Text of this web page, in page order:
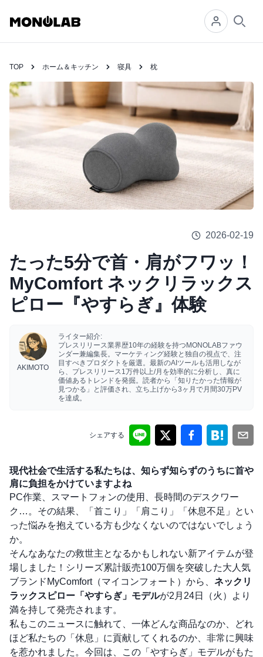
TOP ホーム＆キッチン 寝具 枕
2026-02-19
たった5分で首・肩がフワッ！
MyComfort ネックリラックス
ピロー『やすらぎ』体験
AKIMOTO
ライター紹介:
プレスリリース業界歴10年の経験を持つMONOLABファウ
ンダー兼編集長。マーケティング経験と独自の視点で、注
目すべきプロダクトを厳選。最新のAIツールも活用しなが
ら、プレスリリース1万件以上/月を効率的に分析し、真に
価値あるトレンドを発掘。読者から「知りたかった情報が
見つかる」と評価され、立ち上げから3ヶ月で月間30万PV
を達成。
シェアする
現代社会で生活する私たちは、知らず知らずのうちに首や
肩に負担をかけていますよね
PC作業、スマートフォンの使用、長時間のデスクワー
ク…。その結果、「首こり」「肩こり」「休息不足」とい
った悩みを抱えている方も少なくないのではないでしょう
か。
そんなあなたの救世主となるかもしれない新アイテムが登
場しました！シリーズ累計販売100万個を突破した大人気
ブランドMyComfort（マイコンフォート）から、 ネックリ
ラックスピロー「やすらぎ」モデルが2月24日（火）より
満を持して発売されます。
私もこのニュースに触れて、一体どんな商品なのか、どれ
ほど私たちの「休息」に貢献してくれるのか、非常に興味
を惹かれました。今回は、この「やすらぎ」モデルがもた